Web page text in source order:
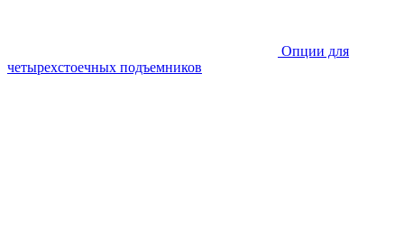
Опции для
четырехстоечных подъемников